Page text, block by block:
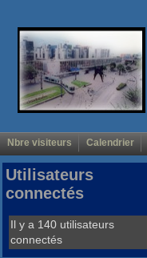
Nbre visiteurs Calendrier
Utilisateurs
connectés
Il y a 140 utilisateurs
connectés